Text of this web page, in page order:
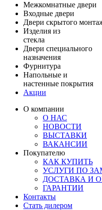
Межкомнатные двери
ШПОНИРОВАНЫЕ
ЭКОШПОН
ЭМАЛЬ
ИЗ МАССИВА СОСНЫ
ИЗ МАССИВА ОЛЬХИ
РАСПРОДАЖА
ВСЕ ДВЕРИ
Входные двери
МЕТАЛЛИЧЕСКИЕ
В КВАРТИРУ
ДЛЯ ДОМА
Двери скрытого
СТЕКЛЯННЫЕ
ЗЕРКАЛЬНЫЕ
КЕРАМОГРАНИТ
ПОД ОБОИ И
Изделия из
стекла
ДВЕРИ
ДУШЕВЫЕ КАБИНЫ И
РАЗДВИЖНЫЕ
Двери специального
назначения
ПРОТИВОПОЖАРНЫЕ
Фурнитура
ДВЕРНЫЕ РУЧКИ
КОМПЛЕКТУЮЩИЕ
ОГРАНИЧИТЕЛИ
ПЕТЛИ
РАЗДВИЖНАЯ
Напольные и
настенные покрытия
СТЕНОВЫЕ ПАНЕЛИ
Акции
О компании
О НАС
НОВОСТИ
ВЫСТАВКИ
ВАКАНСИИ
Покупателю
КАК КУПИТЬ
УСЛУГИ ПО
ДОСТАВКА И
ГАРАНТИИ
Контакты
Стать дилером